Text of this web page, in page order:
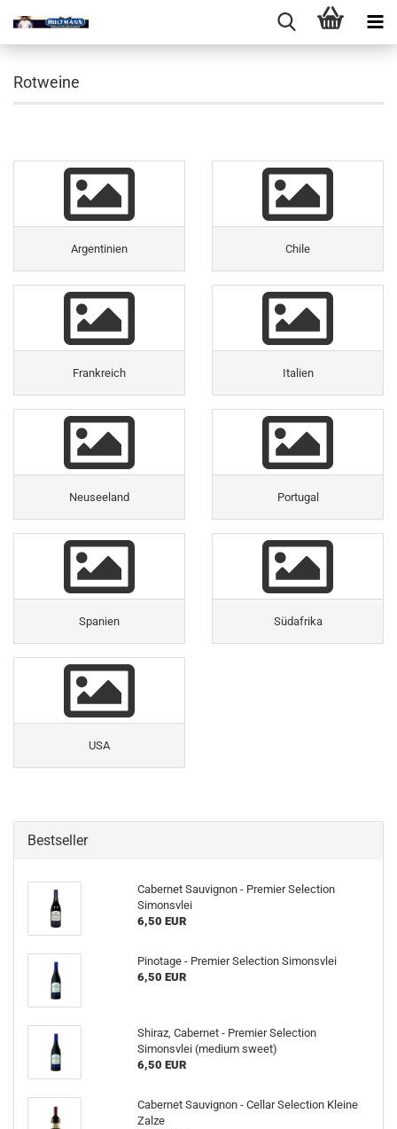
Rotweine
Argentinien Chile
Frankreich Italien
Neuseeland Portugal
Spanien Südafrika
USA
Bestseller
Cabernet Sauvignon - Premier Selection
Simonsvlei
6,50 EUR
Pinotage - Premier Selection Simonsvlei
6,50 EUR
Shiraz, Cabernet - Premier Selection
Simonsvlei (medium sweet)
6,50 EUR
Cabernet Sauvignon - Cellar Selection Kleine
Zalze